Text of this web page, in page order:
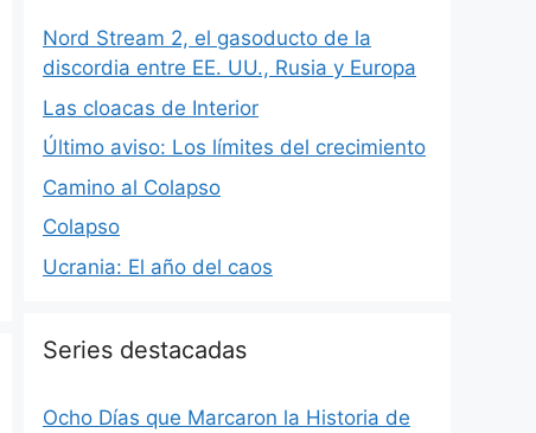
Nord Stream 2, el gasoducto de la
discordia entre EE. UU., Rusia y Europa
Las cloacas de Interior
Último aviso: Los límites del crecimiento
Camino al Colapso
Colapso
Ucrania: El año del caos
Series destacadas
Ocho Días que Marcaron la Historia de